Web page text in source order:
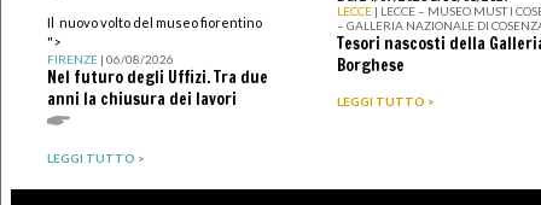
Il nuovo volto del museo fiorentino
">
FIRENZE| 06/08/2026
Nel futuro degli Uffizi. Tra due
anni la chiusura dei lavori
LEGGI TUTTO >
LECCE | LECCE – MUSEO MUST I
– GALLERIA NAZIONALE DI
Tesori nascosti della
Borghese
LEGGI TUTTO >